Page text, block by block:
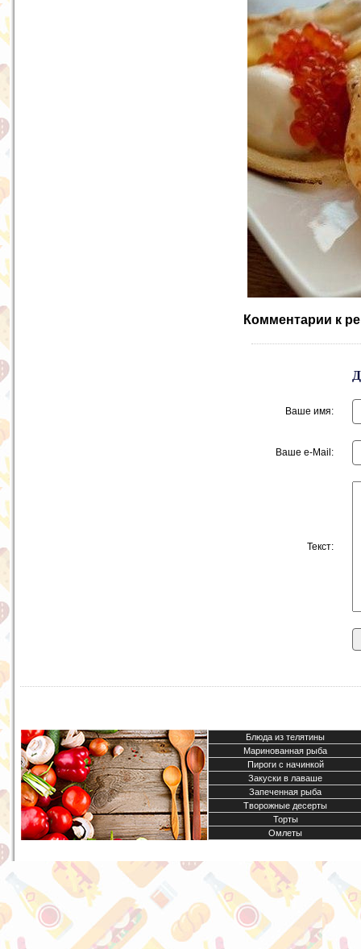
Комментарии к
Ваше имя:
Ваше e-Mail:
Текст:
Блюда из телятины
Маринованная рыба
Пироги с начинкой
Закуски в лаваше
Запеченная рыба
Творожные десерты
Торты
Омлеты